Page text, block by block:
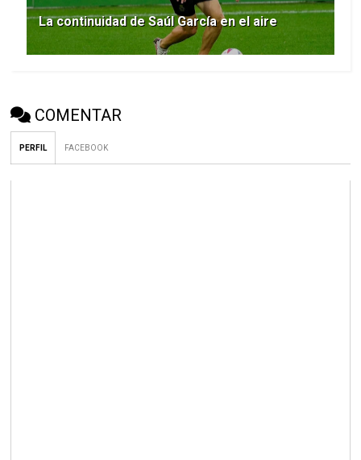
La continuidad de Saúl García en el aire
COMENTAR
PERFIL FACEBOOK